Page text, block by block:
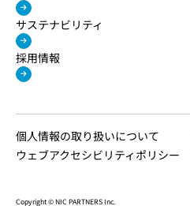
サステナビリティ
採用情報
個人情報の取り扱いについて
ウェブアクセシビリティポリシー
Copyright © NIC PARTNERS Inc.